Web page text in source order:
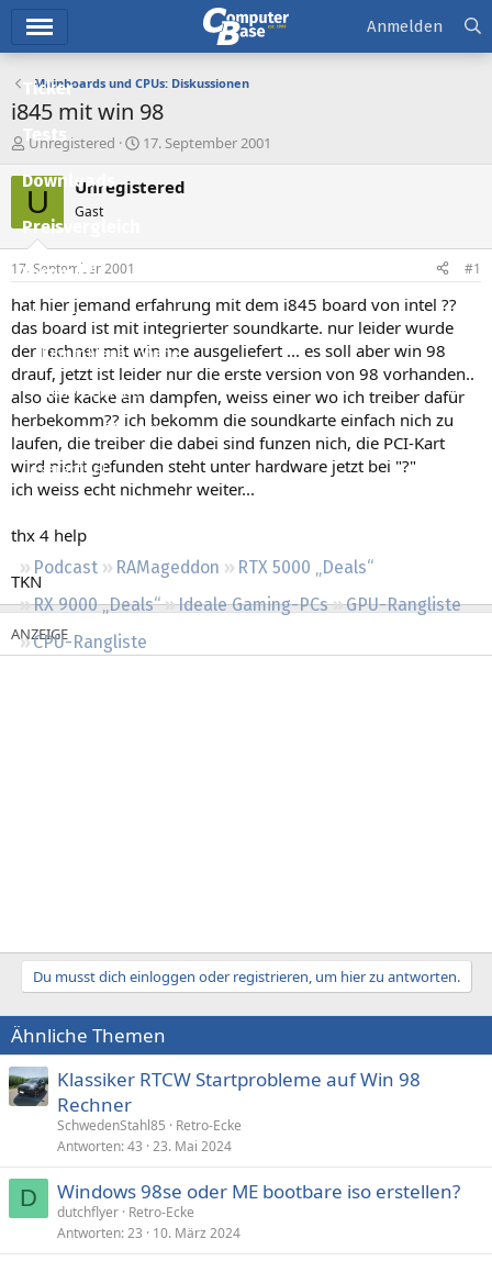
Ticker
Tests
Downloads
Preisvergleich
Forum
Aktuelles
Empfohlene Inhalte
Neue Beiträge
Neueste Aktivitäten
Leserartikel
Podcast RAMageddon
RTX 5000 „Deals“
RX 9000 „Deals“
Ideale Gaming-PCs
GPU-Rangliste
CPU-Rangliste
Anmelden
Mainboards und CPUs: Diskussionen
i845 mit win 98
E
s
e
e
r
Unregistered
E
s
t
a
m
17. September 2001
U Unregistered
Gast
17. September 2001 #1
hat hier jemand erfahrung mit dem i845 board von intel ??
das board ist mit integrierter soundkarte. nur leider wurde
der rechner mit win me ausgeliefert ... es soll aber win 98
drauf, jetzt ist leider nur die erste version von 98 vorhanden..
also die kacke am dampfen, weiss einer wo ich treiber dafür
herbekomm?? ich bekomm die soundkarte einfach nich zu
laufen, die treiber die dabei sind funzen nich, die PCI-Kart
wird nicht gefunden steht unter hardware jetzt bei "?"
ich weiss echt nichmehr weiter...
thx 4 help
TKN
Du musst dich einloggen oder registrieren, um hier zu antworten.
Ähnliche Themen
Klassiker RTCW Startprobleme auf Win 98
Rechner
SchwedenStahl85
Retro-Ecke
Antworten 43 23. Mai 2024
D Windows 98se oder ME bootbare iso erstellen?
dutchflyer Retro-Ecke
Antworten 23 10. März 2024